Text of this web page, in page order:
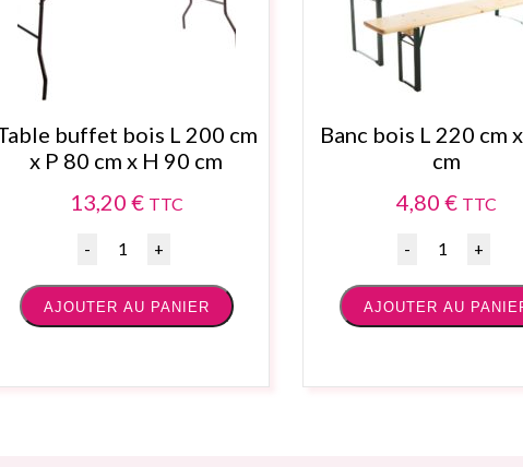
buffet bois L 200 cm
x P 80 cm x H 90 cm
13,20 € TTC
Quantité
AJOUTER AU PANIER
Banc bois L 220 cm
cm
4,80 € TTC
Quantité
AJOUTER AU